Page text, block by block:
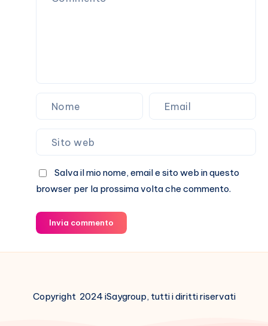
Salva il mio nome, email e sito web in questo
browser per la prossima volta che commento.
Invia commento
Copyright 2024 iSaygroup, tutti i diritti riservati